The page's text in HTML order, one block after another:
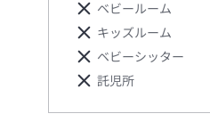
ベビールーム
キッズルーム
ベビーシッター
託児所